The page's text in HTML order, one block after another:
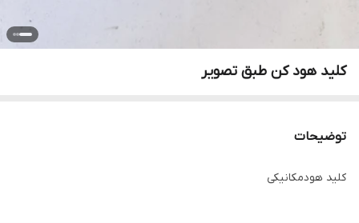
کلید هود کن طبق تصویر
توضیحات
کلید هودمکانیکی